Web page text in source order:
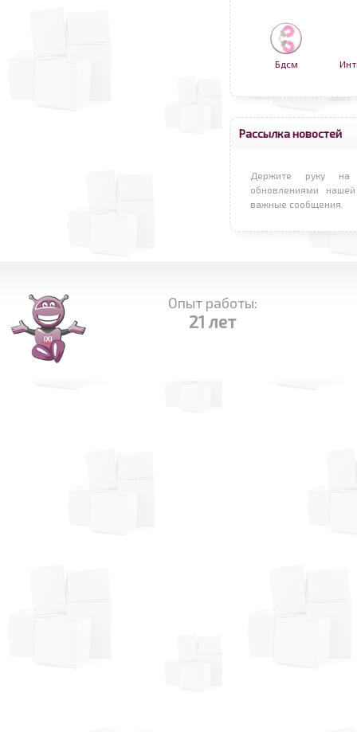
Бдсм
Рассылка новостей
Держите руку на
обновлениями
важные сообщения.
Опыт работы:
21 лет